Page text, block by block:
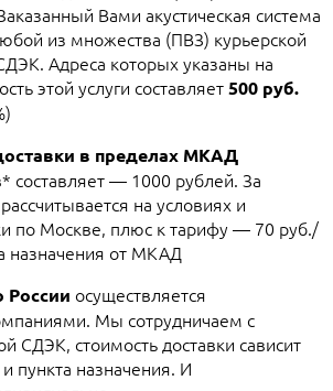
Вами акустическая система
из множества (ПВЗ) курьерской
Адреса которых указаны на
этой услуги составляет500 руб.
в пределах МКАД
составляет — 1000 рублей. За
на условиях и
по Москве, плюс к тарифу — 70 руб./
назначения от МКАД
России осуществляется
Мы сотрудничаем с
СДЭК, стоимость доставки сависит
пункта назначения. И